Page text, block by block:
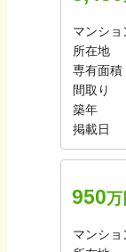
マンショ
所在地
専有面積
間取り
築年
掲載日
950万
マンショ